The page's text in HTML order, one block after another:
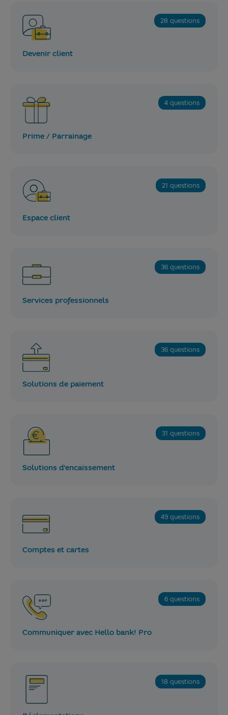
28 questions
Devenir client
4 questions
Prime / Parrainage
21 questions
Espace client
36 questions
Services professionnels
36 questions
Solutions de paiement
31 questions
Solutions d'encaissement
49 questions
Comptes et cartes
6 questions
Communiquer avec Hello bank! Pro
18 questions